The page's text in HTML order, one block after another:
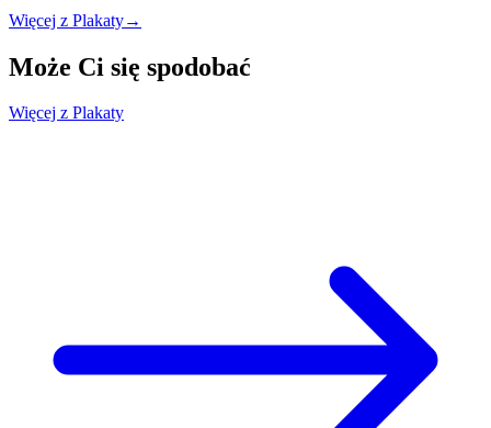
Więcej z Plakaty→
Może Ci się spodobać
Więcej z Plakaty